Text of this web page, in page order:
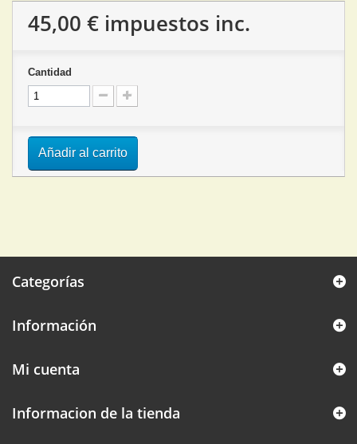
45,00 € impuestos inc.
Cantidad
Añadir al carrito
Categorías
Información
Mi cuenta
Informacion de la tienda